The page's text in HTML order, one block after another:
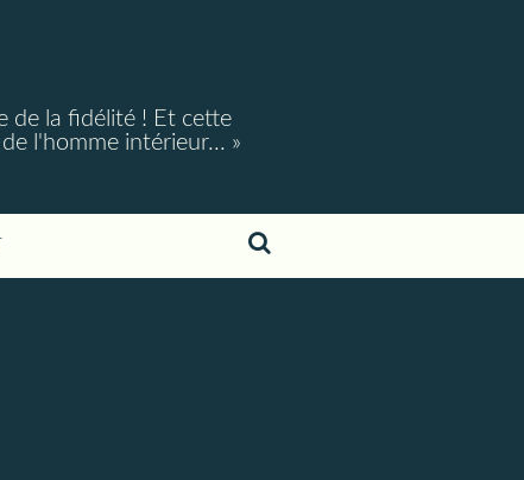
de la fidélité ! Et cette
l'homme intérieur... »